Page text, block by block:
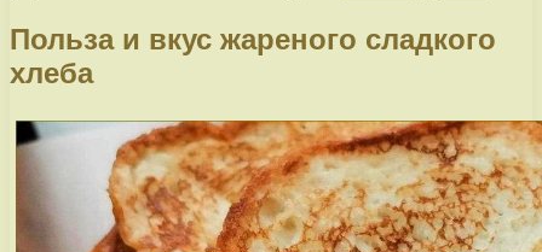
Польза и вкус жареного сладкого
хлеба